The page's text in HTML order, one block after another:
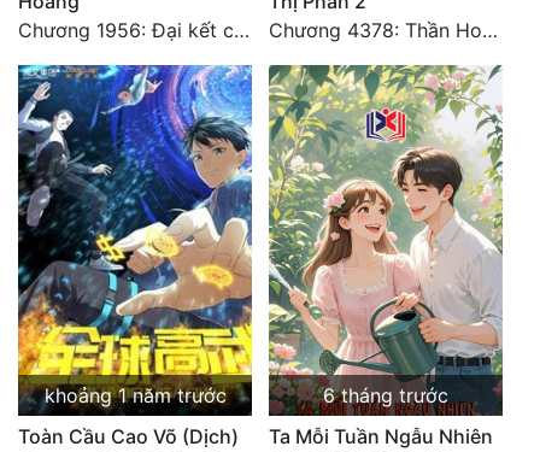
Chương 1956: Đại kết cục
Chương 4378: Thần Hoàng Hạ Thiên (Đại kết cục) (03)
khoảng 1 năm trước
Toàn Cầu Cao Võ (Dịch)
6 tháng trước
Ta Mỗi Tuần Ngẫu Nhiên